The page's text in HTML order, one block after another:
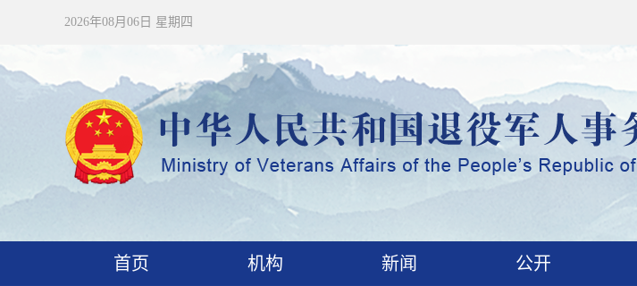
2026年08月06日 星期四
首页 机构 新闻 公开